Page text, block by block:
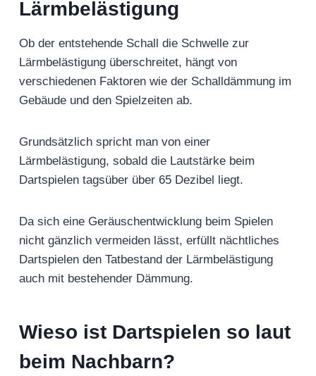
Lärmbelästigung
Ob der entstehende Schall die Schwelle zur
Lärmbelästigung überschreitet, hängt von
verschiedenen Faktoren wie der Schalldämmung im
Gebäude und den Spielzeiten ab.
Grundsätzlich spricht man von einer
Lärmbelästigung, sobald die Lautstärke beim
Dartspielen tagsüber über 65 Dezibel liegt.
Da sich eine Geräuschentwicklung beim Spielen
nicht gänzlich vermeiden lässt, erfüllt nächtliches
Dartspielen den Tatbestand der Lärmbelästigung
auch mit bestehender Dämmung.
Wieso ist Dartspielen so laut
beim Nachbarn?